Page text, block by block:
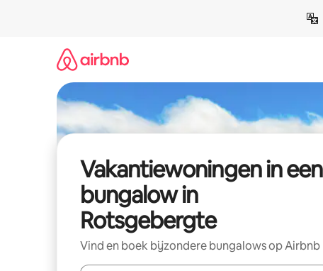
Vakantiewoningen in een
bungalow in
Rotsgebergte
Vind en boek bijzondere bungalows op Airbnb